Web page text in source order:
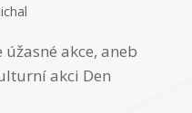
akce, aneb
akci Den